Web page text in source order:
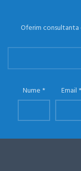
Oferim
Nume Email